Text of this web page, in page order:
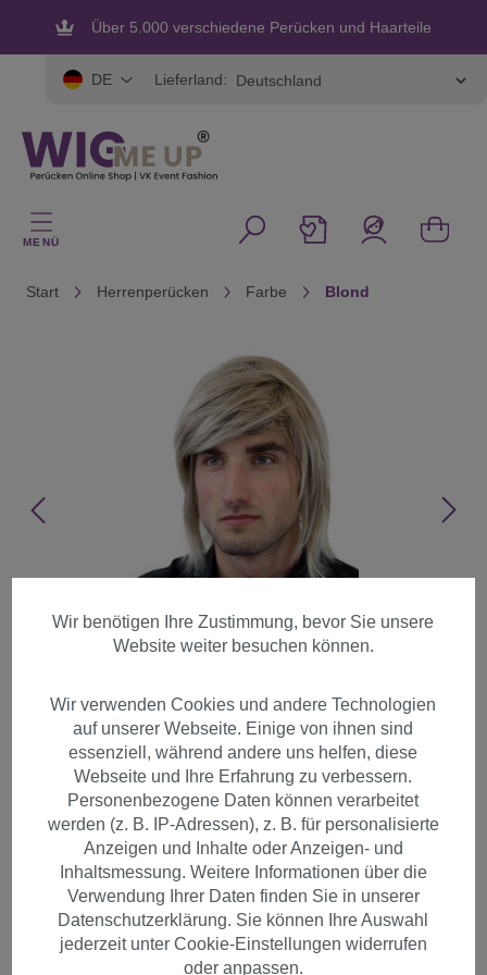
springenÜber 5.000 verschiedene Perücken und Haarteile
Flexible und sichere Zahlung
DE Lieferland:
MENÜ
Start Herrenperücken Farbe Blond
Perücke Herren lang lässiger
Haarschnitt blond GFW892-
18T22
Wir benötigen Ihre Zustimmung, bevor Sie unsere
Website weiter besuchen können.
Wir verwenden Cookies und andere Technologien
auf unserer Webseite. Einige von ihnen sind
essenziell, während andere uns helfen, diese
Webseite und Ihre Erfahrung zu verbessern.
Personenbezogene Daten können verarbeitet
werden (z. B. IP-Adressen), z. B. für personalisierte
Anzeigen und Inhalte oder Anzeigen- und
Inhaltsmessung. Weitere Informationen über die
Verwendung Ihrer Daten finden Sie in unserer
Datenschutzerklärung. Sie können Ihre Auswahl
jederzeit unter Cookie-Einstellungen widerrufen
oder anpassen.